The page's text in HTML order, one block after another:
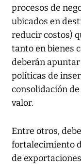
procesos de
ubicados en
reducir costos)
tanto en bienes
deberán
políticas de
consolidación
valor.
Entre otros,
fortalecimiento
de